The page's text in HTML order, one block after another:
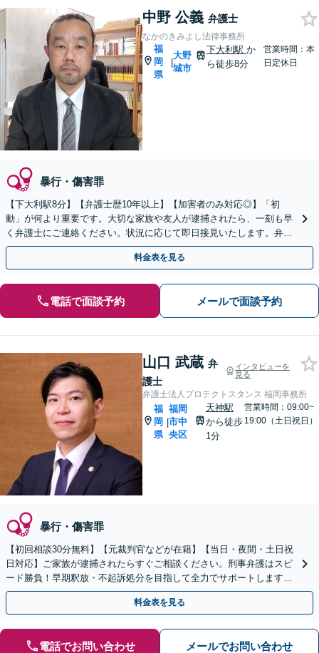
中野 公義 弁護士
なかのきみよし法律事務所
福
岡
県
|
大野
城市
下大利駅か
ら徒歩8分
営業時間：本
日定休日
暴行・傷害罪
【下大利駅8分】【弁護士歴10年以上】【加害者のみ対応◎】「初
動」が何より重要です。大切な家族や友人が逮捕されたら、一刻も早
く弁護士にご連絡ください。状況に応じて即日接見いたします。弁護
士として、あなたの大切な家族を護ります。【電話相談可】
料金表を見る
電話で面談予約 メールで面談予約
山口 武蔵 弁
護士
インタビューを
見る
弁護士法人プロテクトスタンス 福岡事務所
福
岡
県
|
福岡
市中
央区
天神駅
から徒歩
1分
営業時間：09:00~
19:00（土日祝日）
暴行・傷害罪
【初回相談30分無料】【元裁判官などが在籍】【当日・夜間・土日祝
日対応】ご家族が逮捕されたらすぐご相談ください。刑事弁護はスピ
ード勝負！早期釈放・不起訴処分を目指して全力でサポートします。
【スピード対応】
料金表を見る
電話でお問い合わせ メールでお問い合わせ